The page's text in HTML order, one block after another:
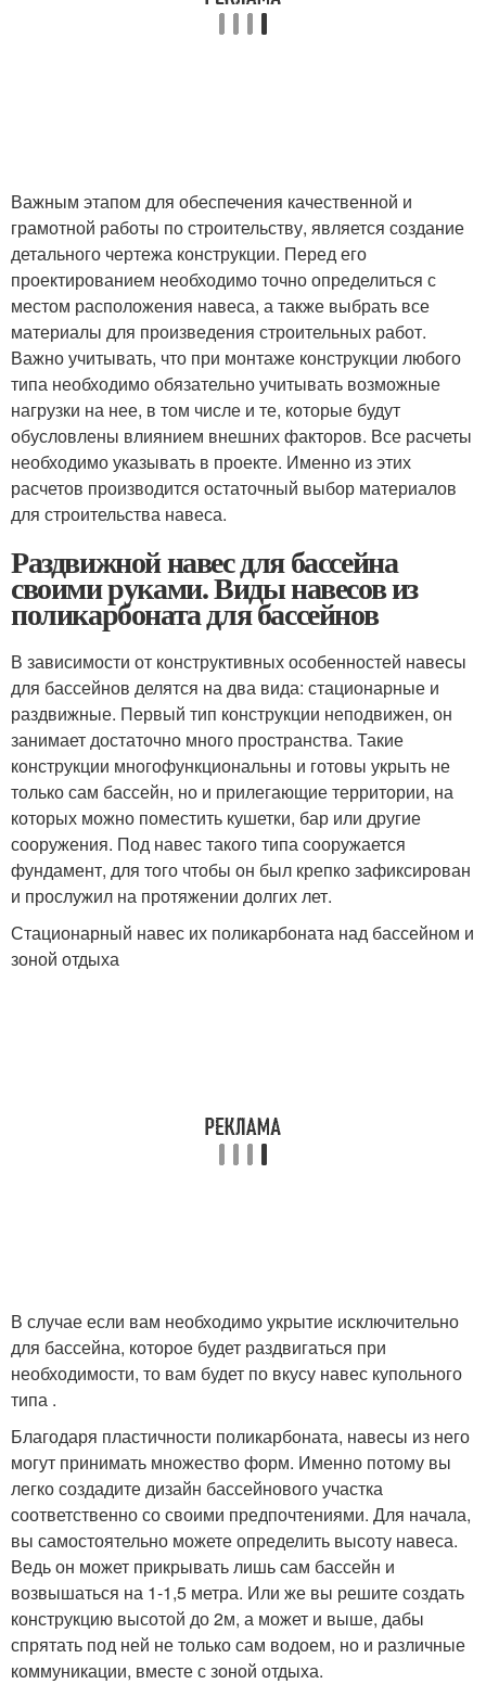
Важным этапом для обеспечения качественной и
грамотной работы по строительству, является создание
детального чертежа конструкции. Перед его
проектированием необходимо точно определиться с
местом расположения навеса, а также выбрать все
материалы для произведения строительных работ.
Важно учитывать, что при монтаже конструкции любого
типа необходимо обязательно учитывать возможные
нагрузки на нее, в том числе и те, которые будут
обусловлены влиянием внешних факторов. Все расчеты
необходимо указывать в проекте. Именно из этих
расчетов производится остаточный выбор материалов
для строительства навеса.
Раздвижной навес для бассейна
своими руками. Виды навесов из
поликарбоната для бассейнов
В зависимости от конструктивных особенностей навесы
для бассейнов делятся на два вида: стационарные и
раздвижные. Первый тип конструкции неподвижен, он
занимает достаточно много пространства. Такие
конструкции многофункциональны и готовы укрыть не
только сам бассейн, но и прилегающие территории, на
которых можно поместить кушетки, бар или другие
сооружения. Под навес такого типа сооружается
фундамент, для того чтобы он был крепко зафиксирован
и прослужил на протяжении долгих лет.
Стационарный навес их поликарбоната над бассейном и
зоной отдыха
В случае если вам необходимо укрытие исключительно
для бассейна, которое будет раздвигаться при
необходимости, то вам будет по вкусу навес купольного
типа .
Благодаря пластичности поликарбоната, навесы из него
могут принимать множество форм. Именно потому вы
легко создадите дизайн бассейнового участка
соответственно со своими предпочтениями. Для начала,
вы самостоятельно можете определить высоту навеса.
Ведь он может прикрывать лишь сам бассейн и
возвышаться на 1-1,5 метра. Или же вы решите создать
конструкцию высотой до 2м, а может и выше, дабы
спрятать под ней не только сам водоем, но и различные
коммуникации, вместе с зоной отдыха.